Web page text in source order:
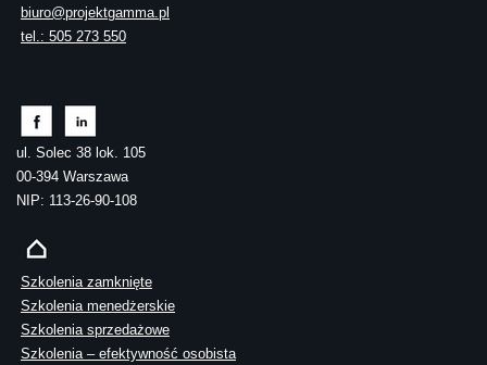
biuro@projektgamma.pl
tel.: 505 273 550
ul. Solec 38 lok. 105
00-394 Warszawa
NIP: 113-26-90-108
Szkolenia zamknięte
Szkolenia menedżerskie
Szkolenia sprzedażowe
Szkolenia – efektywność osobista